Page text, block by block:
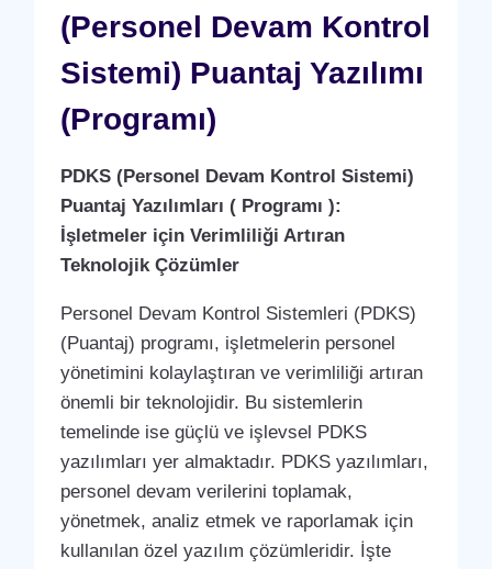
(Personel Devam Kontrol
Sistemi) Puantaj Yazılımı
(Programı)
PDKS (Personel Devam Kontrol Sistemi)
Puantaj Yazılımları ( Programı ):
İşletmeler için Verimliliği Artıran
Teknolojik Çözümler
Personel Devam Kontrol Sistemleri (PDKS)
(Puantaj) programı, işletmelerin personel
yönetimini kolaylaştıran ve verimliliği artıran
önemli bir teknolojidir. Bu sistemlerin
temelinde ise güçlü ve işlevsel PDKS
yazılımları yer almaktadır. PDKS yazılımları,
personel devam verilerini toplamak,
yönetmek, analiz etmek ve raporlamak için
kullanılan özel yazılım çözümleridir. İşte